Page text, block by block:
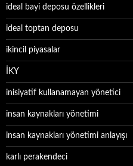
ideal bayi deposu özellikleri
ideal toptan deposu
ikincil piyasalar
İKY
inisiyatif kullanamayan yönetici
insan kaynakları yönetimi
insan kaynakları yönetimi anlayışı
karlı perakendeci